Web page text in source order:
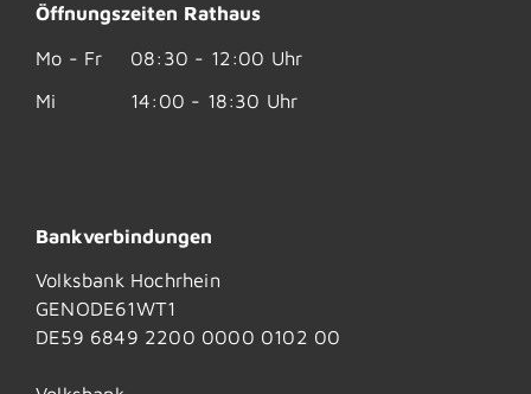
Öffnungszeiten Rathaus
Mo - Fr
08:30 - 12:00 Uhr
Mi
14:00 - 18:30 Uhr
Bankverbindungen
Volksbank Hochrhein
GENODE61WT1
DE59 6849 2200 0000 0102 00